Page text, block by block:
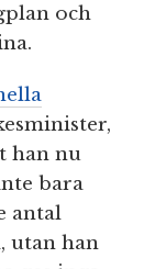
och
han nu
bara
antal
utan han